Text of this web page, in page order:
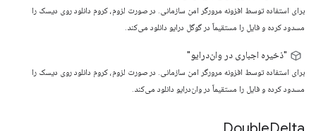
برای استفاده توسط افزونه مرورگر امن سازمانی. در صورت لزوم، کروم دانلود روی دیسک را
مسدود کرده و فایل را مستقیماً در گوگل درایو دانلود می‌کند.
"ذخیره اجباری در وان‌درایو"
برای استفاده توسط افزونه مرورگر امن سازمانی. در صورت لزوم، کروم دانلود روی دیسک را
مسدود کرده و فایل را مستقیماً در وان‌درایو دانلود می‌کند.